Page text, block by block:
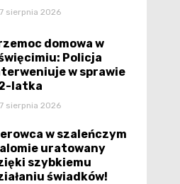
sierpnia 2026
domowa w
Policja
w sprawie
latka
sierpnia 2026
w szaleńczym
uratowany
szybkiemu
świadków!